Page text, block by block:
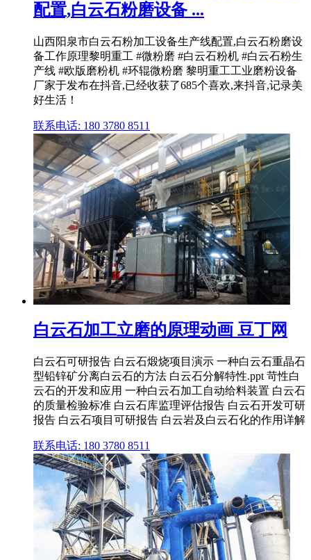
配置,白云石粉磨设备 ...
山西阳泉市白云石粉加工设备生产线配置,白云石粉磨设
备工作原理黎明重工 #微粉磨 #白云石粉机 #白云石粉生
产线 #欧版磨粉机 #环辊微粉磨 黎明重工工业磨粉设备
厂家于发布在抖音,已经收获了685个喜欢,来抖音,记录美
好生活！
联系电话: 180 3780 8511
白云石加工立磨的原理动画 豆丁网
白云石可研报告 白云石煅烧项目演示 一种白云石重晶石
型铅锌矿分离白云石的方法 白云石分解特性.ppt 苛性白
云石的开发和应用 一种白云石加工自动给料装置 白云石
的质量检验标准 白云石库监理评估报告 白云石开发可研
报告 白云石项目可研报告 白云岩及白云石化的作用详解
联系电话: 180 3780 8511